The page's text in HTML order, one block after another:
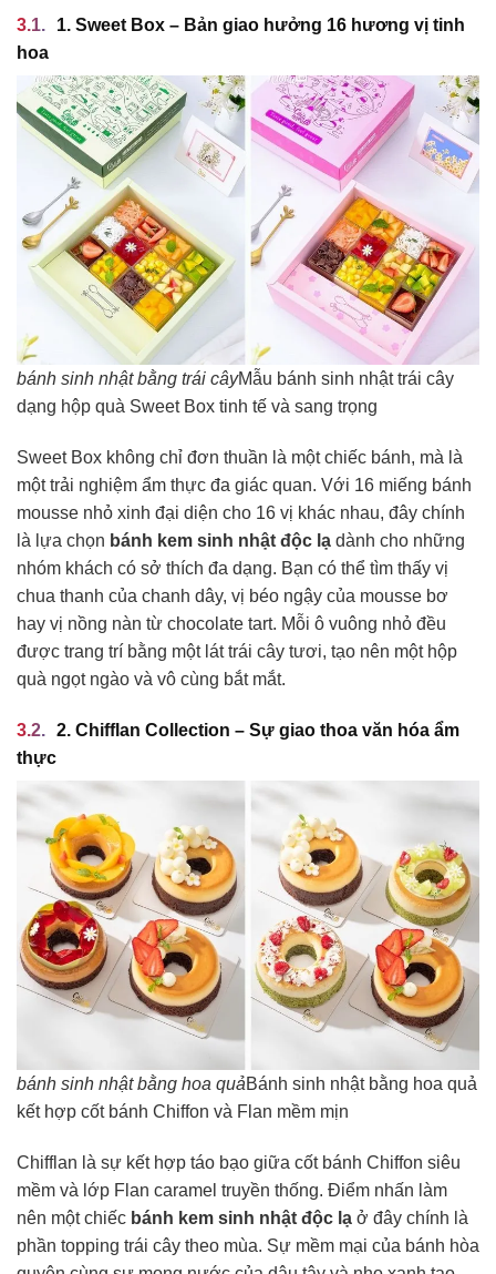
1. Sweet Box – Bản giao hưởng 16 hương vị tinh
hoa
bánh sinh nhật bằng trái câyMẫu bánh sinh nhật trái cây
dạng hộp quà Sweet Box tinh tế và sang trọng
Sweet Box không chỉ đơn thuần là một chiếc bánh, mà là
một trải nghiệm ẩm thực đa giác quan. Với 16 miếng bánh
mousse nhỏ xinh đại diện cho 16 vị khác nhau, đây chính
là lựa chọn bánh kem sinh nhật độc lạ dành cho những
nhóm khách có sở thích đa dạng. Bạn có thể tìm thấy vị
chua thanh của chanh dây, vị béo ngậy của mousse bơ
hay vị nồng nàn từ chocolate tart. Mỗi ô vuông nhỏ đều
được trang trí bằng một lát trái cây tươi, tạo nên một hộp
quà ngọt ngào và vô cùng bắt mắt.
2. Chifflan Collection – Sự giao thoa văn hóa ẩm
thực
bánh sinh nhật bằng hoa quảBánh sinh nhật bằng hoa quả
kết hợp cốt bánh Chiffon và Flan mềm mịn
Chifflan là sự kết hợp táo bạo giữa cốt bánh Chiffon siêu
mềm và lớp Flan caramel truyền thống. Điểm nhấn làm
nên một chiếc bánh kem sinh nhật độc lạ ở đây chính là
phần topping trái cây theo mùa. Sự mềm mại của bánh hòa